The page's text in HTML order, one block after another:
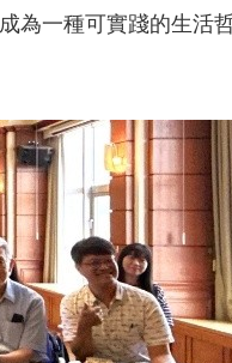
為一種可實踐的生活